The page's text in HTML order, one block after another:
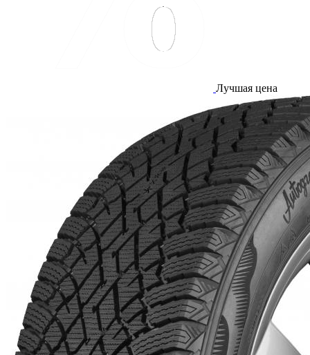
Лучшая цена